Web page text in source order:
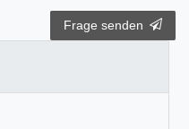
Frage senden